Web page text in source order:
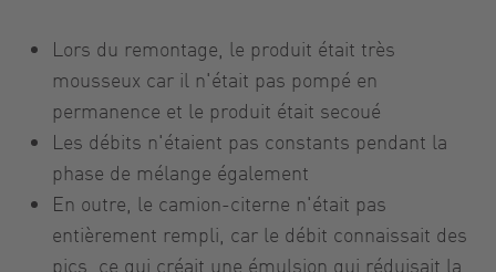
Lors du remontage, le produit était très
mousseux car il n'était pas pompé en
permanence et le produit était secoué
Les débits n'étaient pas constants pendant la
phase de mélange également
En outre, le camion-citerne n'était pas
entièrement rempli, car le débit connaissait des
pics, ce qui créait une émulsion qui réduisait la